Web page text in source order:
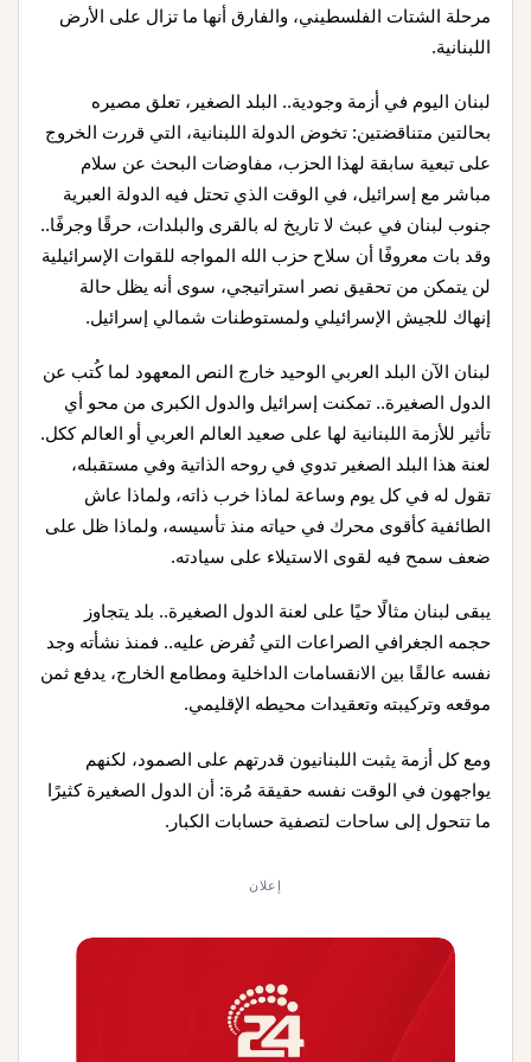
مرحلة الشتات الفلسطيني، والفارق أنها ما تزال على الأرض
اللبنانية.
لبنان اليوم في أزمة وجودية.. البلد الصغير، تعلق مصيره
بحالتين متناقضتين: تخوض الدولة اللبنانية، التي قررت الخروج
على تبعية سابقة لهذا الحزب، مفاوضات البحث عن سلام
مباشر مع إسرائيل، في الوقت الذي تحتل فيه الدولة العبرية
جنوب لبنان في عبث لا تاريخ له بالقرى والبلدات، حرقًا وجرفًا..
وقد بات معروفًا أن سلاح حزب الله المواجه للقوات الإسرائيلية
لن يتمكن من تحقيق نصر استراتيجي، سوى أنه يظل حالة
إنهاك للجيش الإسرائيلي ولمستوطنات شمالي إسرائيل.
لبنان الآن البلد العربي الوحيد خارج النص المعهود لما كُتب عن
الدول الصغيرة.. تمكنت إسرائيل والدول الكبرى من محو أي
تأثير للأزمة اللبنانية لها على صعيد العالم العربي أو العالم ككل.
لعنة هذا البلد الصغير تدوي في روحه الذاتية وفي مستقبله،
تقول له في كل يوم وساعة لماذا خرب ذاته، ولماذا عاش
الطائفية كأقوى محرك في حياته منذ تأسيسه، ولماذا ظل على
ضعف سمح فيه لقوى الاستيلاء على سيادته.
يبقى لبنان مثالًا حيًا على لعنة الدول الصغيرة.. بلد يتجاوز
حجمه الجغرافي الصراعات التي تُفرض عليه.. فمنذ نشأته وجد
نفسه عالقًا بين الانقسامات الداخلية ومطامع الخارج، يدفع ثمن
موقعه وتركيبته وتعقيدات محيطه الإقليمي.
ومع كل أزمة يثبت اللبنانيون قدرتهم على الصمود، لكنهم
يواجهون في الوقت نفسه حقيقة مُرة: أن الدول الصغيرة كثيرًا
ما تتحول إلى ساحات لتصفية حسابات الكبار.
إعلان